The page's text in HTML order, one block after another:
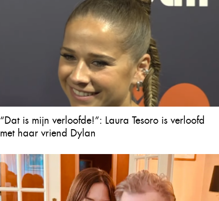
“Dat is mijn verloofde!”: Laura Tesoro is verloofd
met haar vriend Dylan